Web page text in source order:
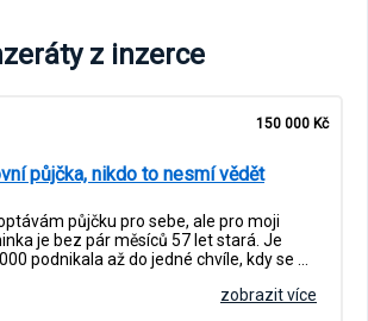
z inzerce
150 000 Kč
půjčka, nikdo to nesmí vědět
půjčku pro sebe, ale pro moji
je bez pár měsíců 57 let stará. Je
podnikala až do jedné chvíle, kdy se …
zobrazit více